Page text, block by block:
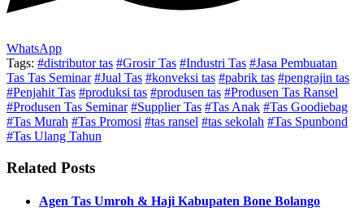
WhatsApp
Tags: #distributor tas #Grosir Tas #Industri Tas #Jasa Pembuatan
Tas Tas Seminar #Jual Tas #konveksi tas #pabrik tas #pengrajin tas
#Penjahit Tas #produksi tas #produsen tas #Produsen Tas Ransel
#Produsen Tas Seminar #Supplier Tas #Tas Anak #Tas Goodiebag
#Tas Murah #Tas Promosi #tas ransel #tas sekolah #Tas Spunbond
#Tas Ulang Tahun
Related Posts
Agen Tas Umroh & Haji Kabupaten Bone Bolango